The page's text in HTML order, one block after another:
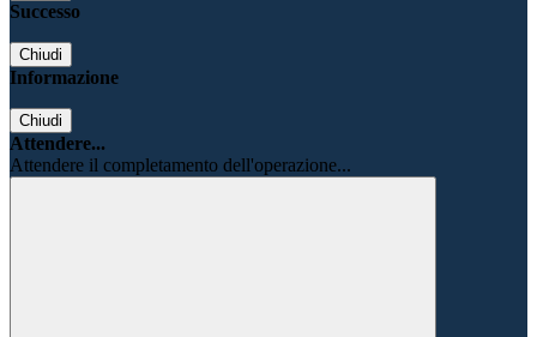
Successo
Chiudi
Informazione
Chiudi
Attendere...
Attendere il completamento dell'operazione...